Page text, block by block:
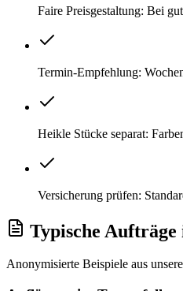
Faire Preisgestaltung: Bei
Termin-Empfehlung:
Heikle Stücke separat:
Versicherung prüfen:
Typische Aufträge
Anonymisierte Beispiele aus